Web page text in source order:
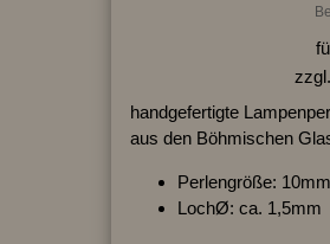
zzgl.
handgefertigte
aus den Böhmischen
Perlengröße: 10mm
LochØ: ca. 1,5mm